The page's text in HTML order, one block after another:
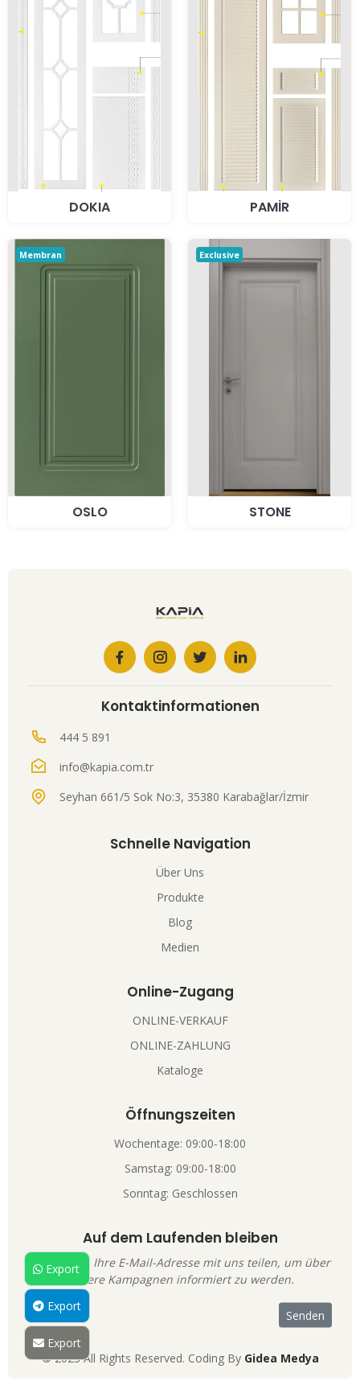
DOKIA PAMİR
Membran
OSLO
Exclusive
STONE
Kontaktinformationen
444 5 891
info@kapia.com.tr
Seyhan 661/5 Sok No:3, 35380 Karabağlar/İzmir
Schnelle Navigation
Über Uns
Produkte
Blog
Medien
Online-Zugang
ONLINE-VERKAUF
ONLINE-ZAHLUNG
Kataloge
Öffnungszeiten
Wochentage: 09:00-18:00
Samstag: 09:00-18:00
Sonntag: Geschlossen
Auf dem Laufenden bleiben
Sie können Ihre E-Mail-Adresse mit uns teilen, um über
unsere Kampagnen informiert zu werden.
© 2023 All Rights Reserved. Coding By Gidea Medya
Export
Export
Export